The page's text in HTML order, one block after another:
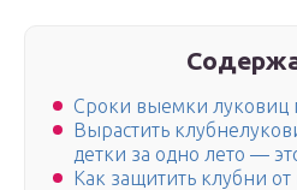
Сроки выемки луковиц
Вырастить
детки за одно лето —
Как защитить клубни